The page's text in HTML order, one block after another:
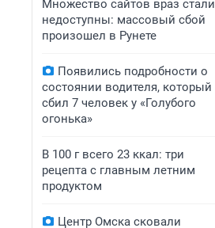
Множество сайтов враз стали
недоступны: массовый сбой
произошел в Рунете
Появились подробности о
состоянии водителя, который
сбил 7 человек у «Голубого
огонька»
В 100 г всего 23 ккал: три
рецепта с главным летним
продуктом
Центр Омска сковали